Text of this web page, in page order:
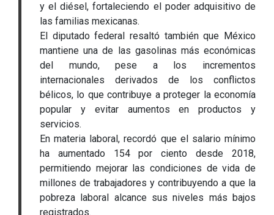
y el diésel, fortaleciendo el poder adquisitivo de
las familias mexicanas.
El diputado federal resaltó también que México
mantiene una de las gasolinas más económicas
del mundo, pese a los incrementos
internacionales derivados de los conflictos
bélicos, lo que contribuye a proteger la economía
popular y evitar aumentos en productos y
servicios.
En materia laboral, recordó que el salario mínimo
ha aumentado 154 por ciento desde 2018,
permitiendo mejorar las condiciones de vida de
millones de trabajadores y contribuyendo a que la
pobreza laboral alcance sus niveles más bajos
registrados.